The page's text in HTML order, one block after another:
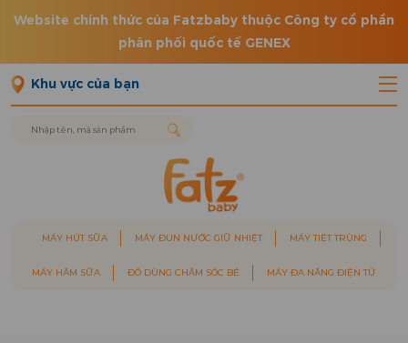
Website chính thức của Fatzbaby thuộc Công ty cổ phần
phân phối quốc tế GENEX
Khu vực của bạn
MÁY HÚT SỮA MÁY ĐUN NƯỚC GIỮ NHIỆT MÁY TIỆT TRÙNG
MÁY HÂM SỮA ĐỒ DÙNG CHĂM SÓC BÉ MÁY ĐA NĂNG ĐIỆN TỬ